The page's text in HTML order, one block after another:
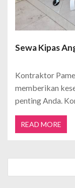
Sewa Kipas
Kontraktor
memberikan
penting Anda.
READ MORE